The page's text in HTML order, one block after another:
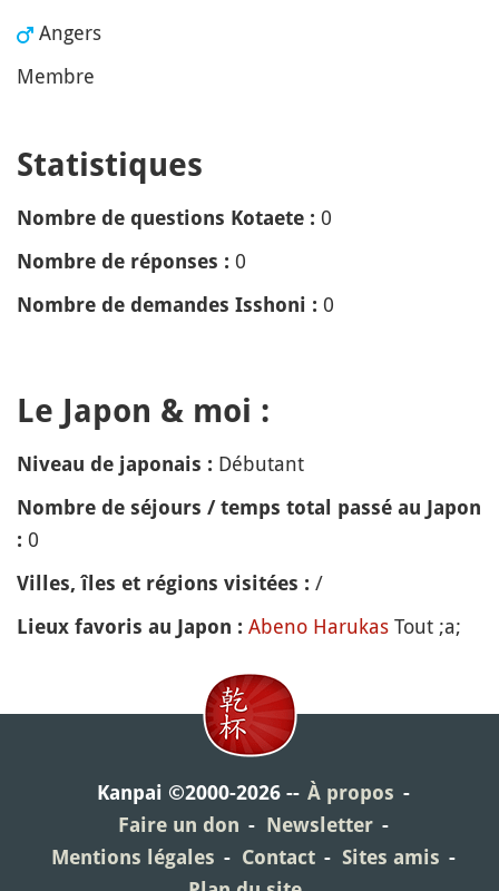
Angers
Membre
Statistiques
Nombre de questions Kotaete : 0
Nombre de réponses : 0
Nombre de demandes Isshoni : 0
Le Japon & moi :
Niveau de japonais : Débutant
Nombre de séjours / temps total passé au Japon
: 0
Villes, îles et régions visitées : /
Lieux favoris au Japon : Abeno Harukas Tout ;a;
Kanpai ©2000-2026
À propos
Faire un don
Newsletter
Mentions légales
Contact
Sites amis